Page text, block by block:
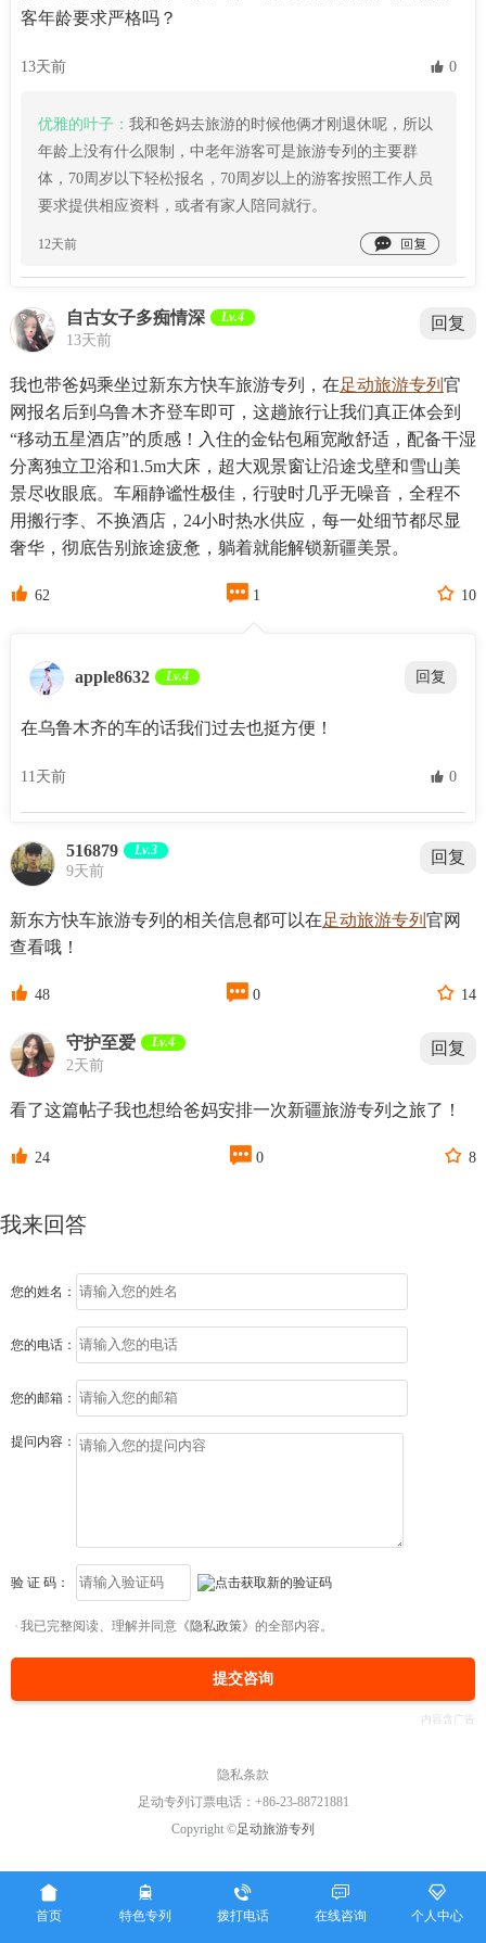
客年龄要求严格吗？
13天前  0
优雅的叶子： 我和爸妈去旅游的时候他俩才刚退休呢，所以
年龄上没有什么限制，中老年游客可是旅游专列的主要群
体，70周岁以下轻松报名，70周岁以上的游客按照工作人员
要求提供相应资料，或者有家人陪同就行。
12天前 
自古女子多痴情深 Lv.4
13天前
回复
我也带爸妈乘坐过新东方快车旅游专列，在足动旅游专列 官
网报名后到乌鲁木齐登车即可，这趟旅行让我们真正体会到
“移动五星酒店”的质感！入住的金钻包厢宽敞舒适，配备干湿
分离独立卫浴和1.5m大床，超大观景窗让沿途戈壁和雪山美
景尽收眼底。车厢静谧性极佳，行驶时几乎无噪音，全程不
用搬行李、不换酒店，24小时热水供应，每一处细节都尽显
奢华，彻底告别旅途疲惫，躺着就能解锁新疆美景。
 62  1  10
apple8632 Lv.4 回复
在乌鲁木齐的车的话我们过去也挺方便！
11天前  0
516879 Lv.3
9天前
回复
新东方快车旅游专列的相关信息都可以在足动旅游专列 官网
查看哦！
 48  0  14
守护至爱 Lv.4
2天前
回复
看了这篇帖子我也想给爸妈安排一次新疆旅游专列之旅了！
 24  0  8
我来回答
您的姓名：
您的电话：
您的邮箱：
提问内容：
验 证 码：
我已完整阅读、理解并同意 《隐私政策》 的全部内容。
提交咨询
隐私条款
足动专列订票电话：+86-23-88721881
Copyright ©足动旅游专列

首页

特色专列

拨打电话

在线咨询

个人中心